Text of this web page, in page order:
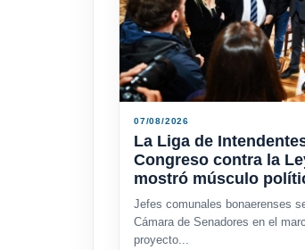
07/08/2026
La Liga de
Congreso contra la
mostró músculo
Jefes comunales bonaerenses
Cámara de Senadores en el
proyecto...